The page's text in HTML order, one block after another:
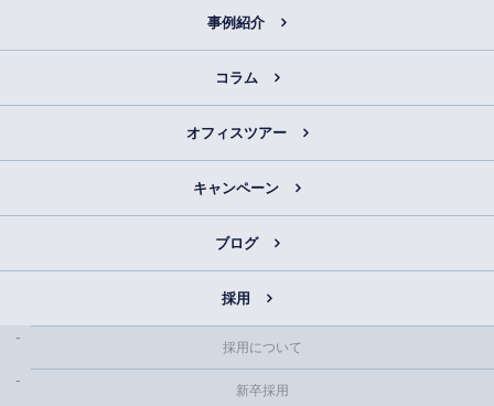
事例紹介
コラム
オフィスツアー
キャンペーン
ブログ
採用
採用について
新卒採用